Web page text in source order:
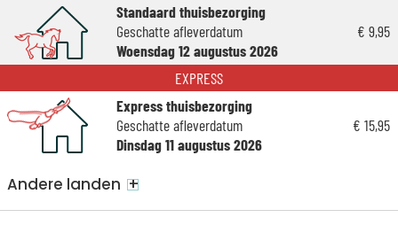
Standaard thuisbezorging
Geschatte afleverdatum
Woensdag 12 augustus 2026
€ 9,95
EXPRESS
Express thuisbezorging
Geschatte afleverdatum
Dinsdag 11 augustus 2026
€ 15,95
Andere landen +